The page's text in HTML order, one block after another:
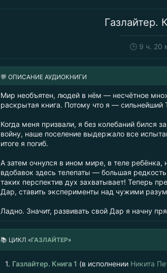
Газлайтер.
🕒9 ч. 20
💬 ОПИСАНИЕ АУДИОКНИГИ
Мир необъятен, людей в нём — несчётное
раскрытая книга. Потому что я —
Когда меня призвали, я без колебаний бился
войну, наше поселение выдержало все
итоге я погиб.
А затем очнулся в ином мире, в теле ребёнка,
вдобавок здесь телепаты — большая
таких перспектив дух захватывает! Теперь
Дар, ставить эксперименты над чужими
Ладно. Значит, развивать свой Дар я начну
📚 ЦИКЛ «ГАЗЛАЙТЕР»
1. Газлайтер. Книга 1 (в исполнении Никита